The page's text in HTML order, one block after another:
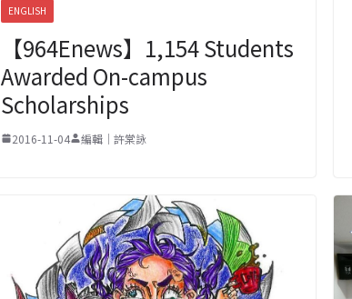
ENGLISH
【964Enews】1,154 Students
Awarded On-campus
Scholarships
2016-11-04 編輯｜許棠詠